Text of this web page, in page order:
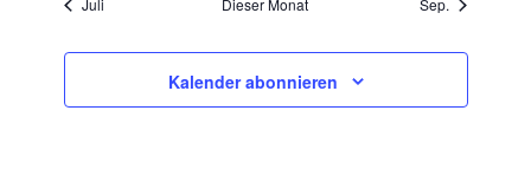
Juli Dieser Monat Sep.
Kalender abonnieren